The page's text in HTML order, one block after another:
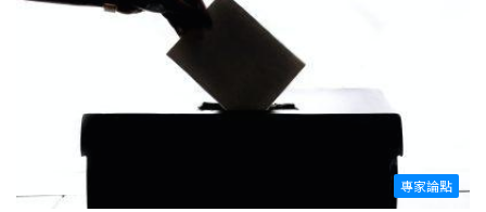
專家論點